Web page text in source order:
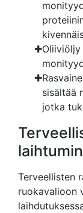
sisältää
jotka
Terveellisten
ruokavalioon